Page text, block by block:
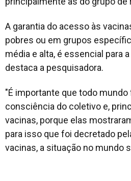
A garantia do acesso às
pobres ou em grupos
média e alta, é essencial para
destaca a pesquisadora.
"É importante que todo mundo
consciência do coletivo e,
vacinas, porque elas
para isso que foi decretado
vacinas, a situação no mundo